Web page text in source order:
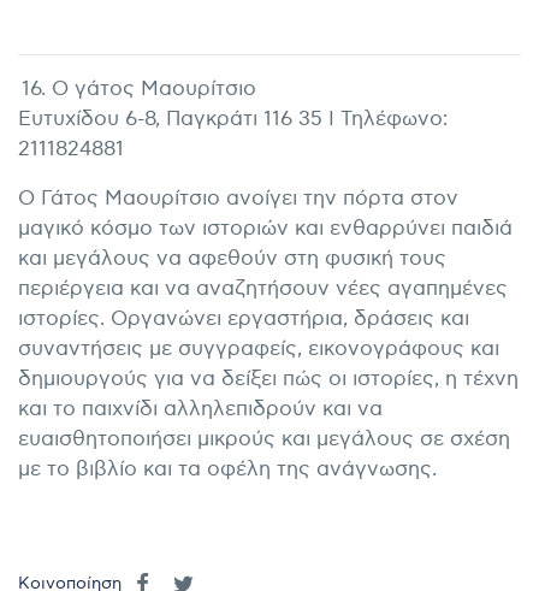
16. Ο γάτος Μαουρίτσιο
Ευτυχίδου 6-8, Παγκράτι 116 35 I Τηλέφωνο:
2111824881
Ο Γάτος Μαουρίτσιο ανοίγει την πόρτα στον
μαγικό κόσμο των ιστοριών και ενθαρρύνει παιδιά
και μεγάλους να αφεθούν στη φυσική τους
περιέργεια και να αναζητήσουν νέες αγαπημένες
ιστορίες. Οργανώνει εργαστήρια, δράσεις και
συναντήσεις με συγγραφείς, εικονογράφους και
δημιουργούς για να δείξει πώς οι ιστορίες, η τέχνη
και το παιχνίδι αλληλεπιδρούν και να
ευαισθητοποιήσει μικρούς και μεγάλους σε σχέση
με το βιβλίο και τα οφέλη της ανάγνωσης.
Κοινοποίηση